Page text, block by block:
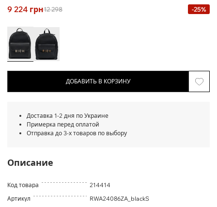
9 224 грн12 298 -25%
ДОБАВИТЬ В КОРЗИНУ
Доставка 1-2 дня по Украине
Примерка перед оплатой
Отправка до 3-х товаров по выбору
Описание
Код товара
214414
Артикул
RWA24086ZA_blackS